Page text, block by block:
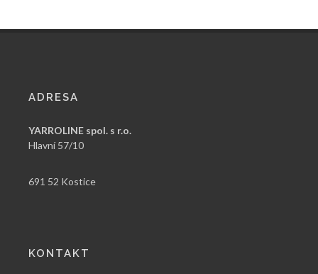
ADRESA
YARROLINE spol. s r.o.
Hlavní 57/10
691 52 Kostice
KONTAKT